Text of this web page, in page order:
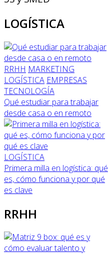
LOGÍSTICA
RRHH MARKETING
LOGÍSTICA EMPRESAS
TECNOLOGÍA
Qué estudiar para trabajar
desde casa o en remoto
LOGÍSTICA
Primera milla en logística: qué
es, cómo funciona y por qué
es clave
RRHH